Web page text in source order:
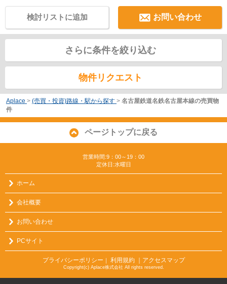
お問い合わせ
検討リストに追加
さらに条件を絞り込む
物件リクエスト
Aplace > (売買・投資)路線・駅から探す > 名古屋鉄道名鉄名古屋本線の売買物
件
ページトップに戻る
営業時間:9：00～19：00
定休日:水曜日
ホーム
会社概要
お問い合わせ
PCサイト
プライバシーポリシー ｜ 利用規約 ｜アクセスマップ
Copyright(c) Aplace株式会社 All rights reserved.